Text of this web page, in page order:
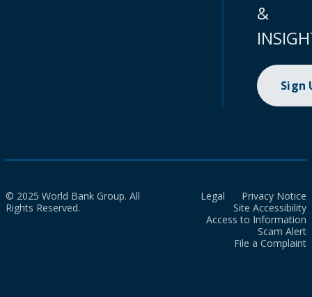
&
Sign
© 2025 World Bank Group. All
Rights Reserved.
Legal
Privacy Notice
Site Accessibility
Access to Information
Scam Alert
File a Complaint